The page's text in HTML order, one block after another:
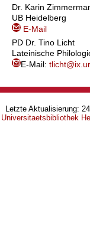
Dr. Karin
UB Heidelberg
E-Mail
PD Dr. Tino Licht
Lateinische
E-Mail:
Letzte Aktualisierung:
Universitaetsbibliothek